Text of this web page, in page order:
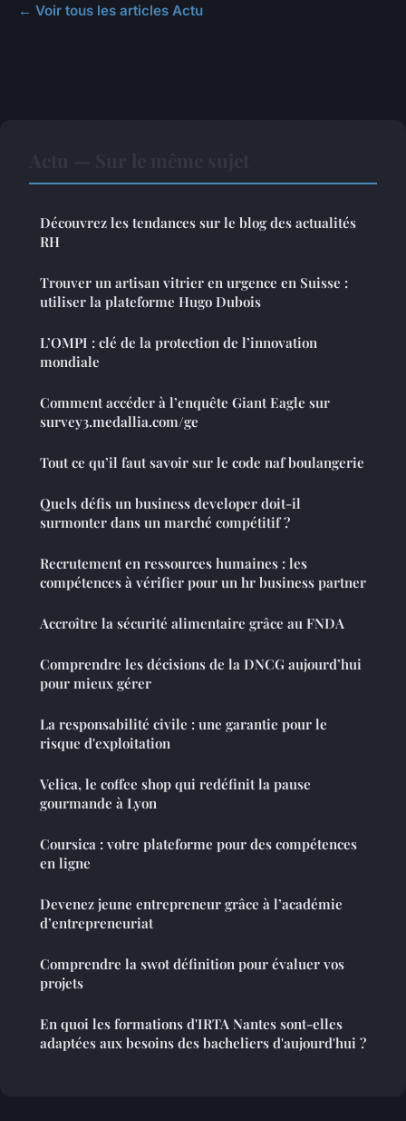
← Voir tous les articles Actu
Découvrez les tendances sur le blog des actualités
RH
Trouver un artisan vitrier en urgence en Suisse :
utiliser la plateforme Hugo Dubois
L’OMPI : clé de la protection de l’innovation
mondiale
Comment accéder à l’enquête Giant Eagle sur
survey3.medallia.com/ge
Tout ce qu’il faut savoir sur le code naf boulangerie
Quels défis un business developer doit-il
surmonter dans un marché compétitif ?
Recrutement en ressources humaines : les
compétences à vérifier pour un hr business partner
Accroître la sécurité alimentaire grâce au FNDA
Comprendre les décisions de la DNCG aujourd’hui
pour mieux gérer
La responsabilité civile : une garantie pour le
risque d'exploitation
Velica, le coffee shop qui redéfinit la pause
gourmande à Lyon
Coursica : votre plateforme pour des compétences
en ligne
Devenez jeune entrepreneur grâce à l’académie
d’entrepreneuriat
Comprendre la swot définition pour évaluer vos
projets
En quoi les formations d'IRTA Nantes sont-elles
adaptées aux besoins des bacheliers d'aujourd'hui ?